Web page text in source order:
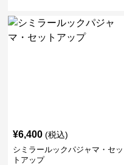
¥6,400 (税込)
シミラールックパジャマ・セッ
トアップ